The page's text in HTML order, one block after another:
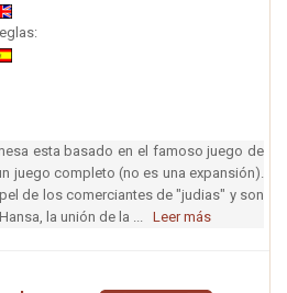
esta basado en el famoso juego de
juego completo (no es una expansión).
de los comerciantes de "judias" y son
la unión de la ... Leer más